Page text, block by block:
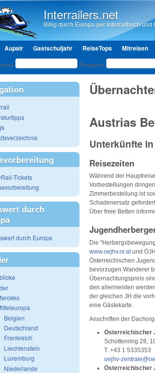
Interrailers.net
Billig durch Europa per Interrailbuch und
Aupair Gastschuljahr ReiseTops Mitreisen
Passwort
Austrias
Unterkünfte
Reisezeiten
Während der
Vorbestellungen
Zimmerbestellung ist
Schadenersatz
Über freie Betten
Die
www.oejhv.or.atund
Österreichischen
bevorzugen Wanderer
Übernachtungspreis
den allermeisten
der gleichen JH die
eine Gästekarte.
Anschriften der
Österreichischer
Schottenring 28,
T. +43 1 5335353
oejhv-
Österreichischer
Tickets
durch
durch Europa
Belgien
Deutschland
Frankreich
Liechtenstein
Luxemburg
Niederlande